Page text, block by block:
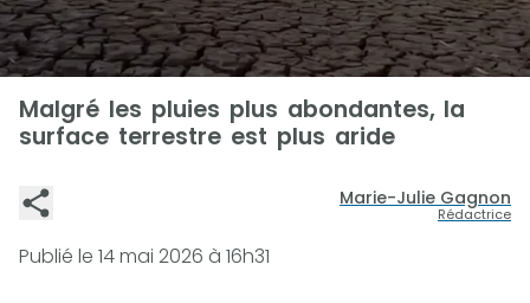
Malgré les pluies plus abondantes, la
surface terrestre est plus aride
Marie-Julie Gagnon
Rédactrice
Publié le 14 mai 2026 à 16h31